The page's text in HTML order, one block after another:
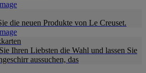
die neuen Produkte von Le Creuset.
Ihren Liebsten die Wahl und lassen Sie
aussuchen, das